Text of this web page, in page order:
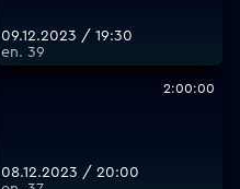
09.12.2023 / 19:30
еп. 39
2:00:00
08.12.2023 / 20:00